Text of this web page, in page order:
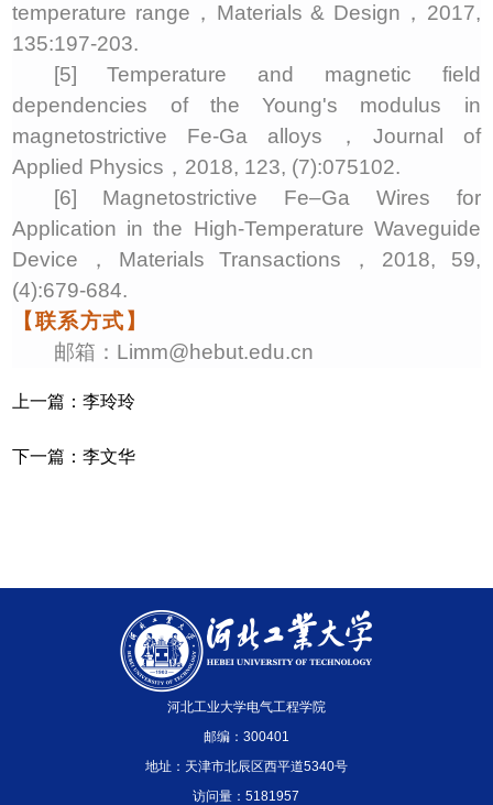
temperature range ， Materials & Design ， 2017,
135:197-203.
[5] Temperature and magnetic field
dependencies of the Young's modulus in
magnetostrictive Fe-Ga alloys ， Journal of
Applied Physics ， 2018, 123, (7):075102.
[6] Magnetostrictive Fe–Ga Wires for
Application in the High-Temperature Waveguide
Device ， Materials Transactions ， 2018, 59,
(4):679-684.
【联系方式】
邮箱： Limm@hebut.edu.cn
上一篇：李玲玲
下一篇：李文华
河北工业大学电气工程学院
邮编：300401
地址：天津市北辰区西平道5340号
访问量：5181957